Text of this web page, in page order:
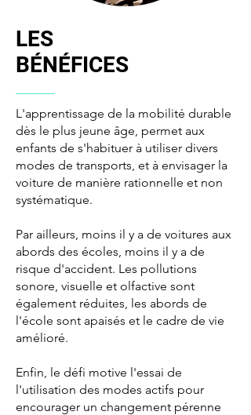
LES
BÉNÉFICES
L'apprentissage de la mobilité durable
dès le plus jeune âge, permet aux
enfants de s'habituer à utiliser divers
modes de transports, et à envisager la
voiture de manière rationnelle et non
systématique.
Par ailleurs, moins il y a de voitures aux
abords des écoles, moins il y a de
risque d'accident. Les pollutions
sonore, visuelle et olfactive sont
également réduites, les abords de
l'école sont apaisés et le cadre de vie
amélioré.
Enfin, le défi motive l'essai de
l'utilisation des modes actifs pour
encourager un changement pérenne